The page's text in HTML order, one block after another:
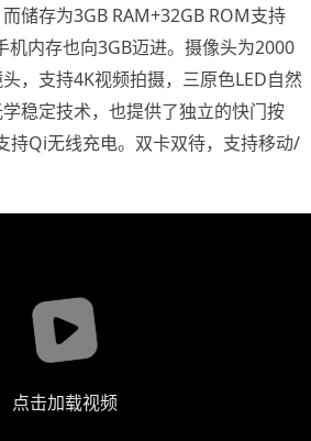
储存为3GB RAM+32GB ROM支持
内存也向3GB迈进。摄像头为2000
，支持4K视频拍摄，三原色LED自然
稳定技术，也提供了独立的快门按
持Qi无线充电。双卡双待，支持移动/
点击加载视频